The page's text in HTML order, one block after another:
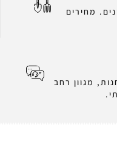
מחירים
מגוון רחב